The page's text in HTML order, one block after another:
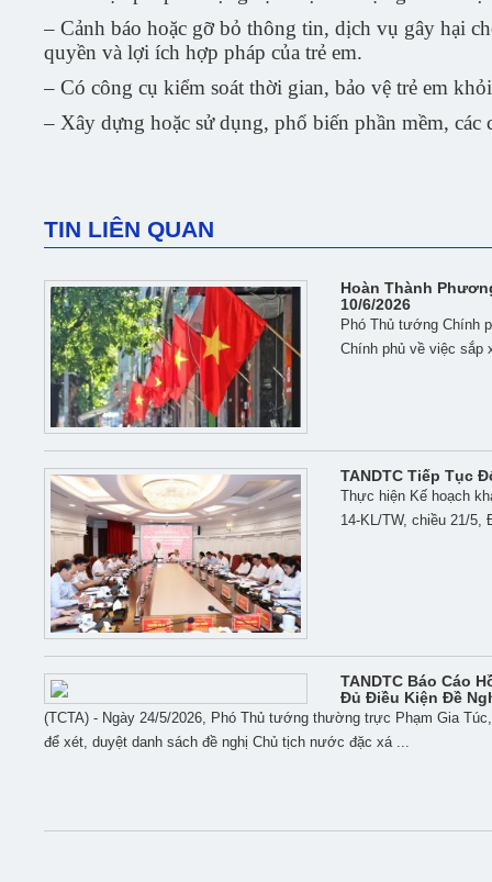
– Cảnh báo hoặc gỡ bỏ thông tin, dịch vụ gây hại
quyền và lợi ích hợp pháp của trẻ em.
– Có công cụ kiểm soát thời gian, bảo vệ trẻ em
– Xây dựng hoặc sử dụng, phổ biến phần mềm,
TIN LIÊN QUAN
Hoàn Thành
10/6/2026
Phó Thủ tướng Chính
Chính phủ về việc sắp
TANDTC Tiếp Tục
Thực hiện Kế hoạch
14-KL/TW, chiều 21/5,
TANDTC Báo Cáo
Đủ Điều Kiện Đề
(TCTA) - Ngày 24/5/2026, Phó Thủ tướng thường trực Phạm Gia
để xét, duyệt danh sách đề nghị Chủ tịch nước đặc xá ...